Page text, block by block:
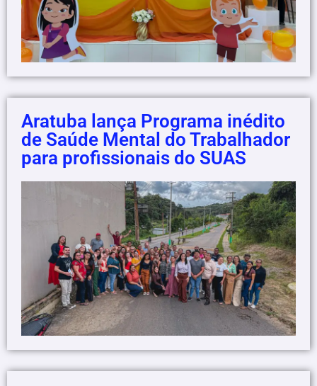
Aratuba lança Programa inédito
de Saúde Mental do Trabalhador
para profissionais do SUAS